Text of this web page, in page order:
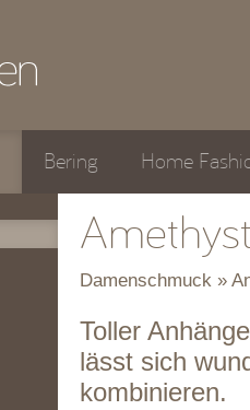
Bering Home
Damenschmuck »
Toller
lässt sich
kombinieren.